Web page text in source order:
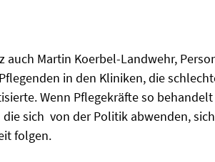
auch Martin Koerbel-Landwehr,
in den Kliniken, die
Wenn Pflegekräfte so
sich von der Politik abwenden,
folgen.